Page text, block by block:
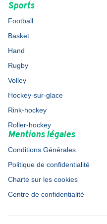
Sports
Football
Basket
Hand
Rugby
Volley
Hockey-sur-glace
Rink-hockey
Roller-hockey
Mentions légales
Conditions Générales
Politique de confidentialité
Charte sur les cookies
Centre de confidentialité